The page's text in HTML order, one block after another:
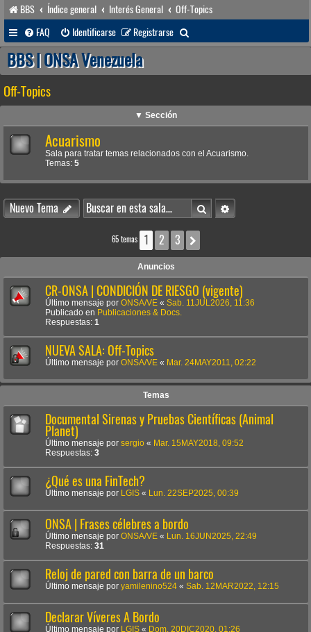
BBS Índice general Interés General
Off-Topics
FAQ
Identificarse Registrarse
u
a
r
BBS | ONSA Venezuela
Off-Topics
▼ Sección
Acuarismo
Sala para tratar temas relacionados con el Acuarismo.
Temas: 5
Nuevo Tema BuscarBúsqueda avanzada
65 temas 1 2 3
Anuncios
CR-ONSA | CONDICIÓN DE RIESGO (vigente)
Último mensaje por ONSA/VE « Sab. 11JUL2026, 11:36
Publicado en Publicaciones & Docs.
Respuestas: 1
NUEVA SALA: Off-Topics
Último mensaje por ONSA/VE « Mar. 24MAY2011, 02:22
Temas
Documental Sirenas y Pruebas Científicas (Animal
Planet)
Último mensaje por sergio « Mar. 15MAY2018, 09:52
Respuestas: 3
¿Qué es una FinTech?
Último mensaje por LGIS « Lun. 22SEP2025, 00:39
ONSA | Frases célebres a bordo
Último mensaje por ONSA/VE «
Lun. 16JUN2025, 22:49
Respuestas: 31
Reloj de pared con barra de un barco
Último mensaje por yamilenino524 « Sab. 12MAR2022, 12:15
Declarar Víveres A Bordo
Último mensaje por LGIS « Dom. 20DIC2020, 01:26